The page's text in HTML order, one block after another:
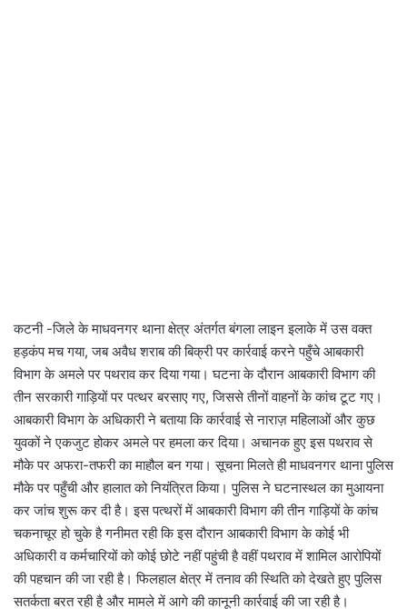
कटनी -जिले के माधवनगर थाना क्षेत्र अंतर्गत बंगला लाइन इलाके में उस वक्त
हड़कंप मच गया, जब अवैध शराब की बिक्री पर कार्रवाई करने पहुँचे आबकारी
विभाग के अमले पर पथराव कर दिया गया। घटना के दौरान आबकारी विभाग की
तीन सरकारी गाड़ियों पर पत्थर बरसाए गए, जिससे तीनों वाहनों के कांच टूट गए।
आबकारी विभाग के अधिकारी ने बताया कि कार्रवाई से नाराज़ महिलाओं और कुछ
युवकों ने एकजुट होकर अमले पर हमला कर दिया। अचानक हुए इस पथराव से
मौके पर अफरा-तफरी का माहौल बन गया। सूचना मिलते ही माधवनगर थाना पुलिस
मौके पर पहुँची और हालात को नियंत्रित किया। पुलिस ने घटनास्थल का मुआयना
कर जांच शुरू कर दी है। इस पत्थरों में आबकारी विभाग की तीन गाड़ियों के कांच
चकनाचूर हो चुके है गनीमत रही कि इस दौरान आबकारी विभाग के कोई भी
अधिकारी व कर्मचारियों को कोई छोटे नहीं पहुंची है वहीं पथराव में शामिल आरोपियों
की पहचान की जा रही है। फिलहाल क्षेत्र में तनाव की स्थिति को देखते हुए पुलिस
सतर्कता बरत रही है और मामले में आगे की कानूनी कार्रवाई की जा रही है।